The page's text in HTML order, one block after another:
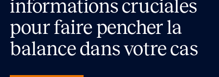
informations cruciales
pour faire pencher la
balance dans votre cas